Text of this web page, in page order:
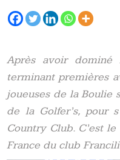
Après avoir dominé
terminant premières
joueuses de la Boulie
de la Golfer’s, pour
Country Club. C’est
France du club